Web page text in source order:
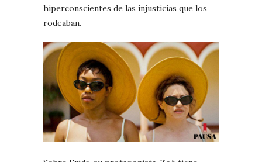
hiperconscientes de las injusticias que los
rodeaban.